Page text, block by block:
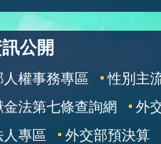
公開
人權事務專區 性別主
金法第七條查詢網
外
人專區
外交部預決算